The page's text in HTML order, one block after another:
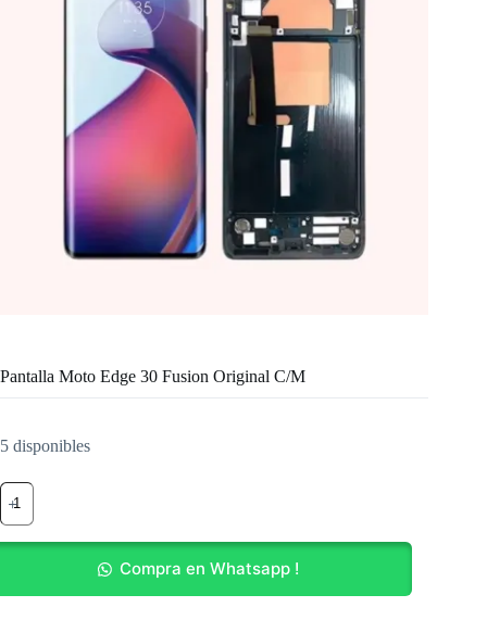
Pantalla Moto Edge 30 Fusion Original C/M
5 disponibles
Pantalla
Moto
Edge
30
C/M
Compra en Whatsapp !